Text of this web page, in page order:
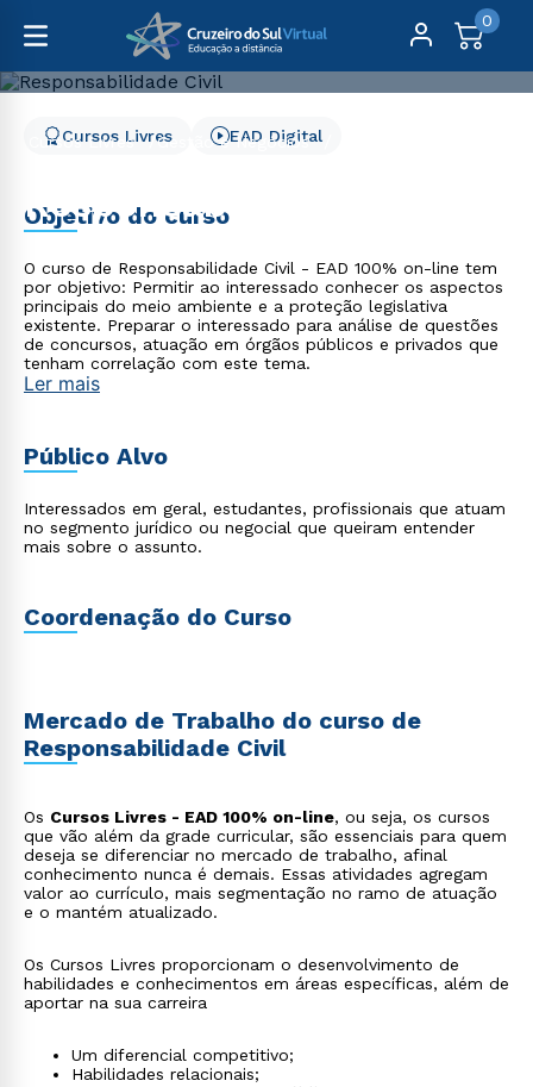
0
Cursos Livres
Gestão e Negócios
Responsabilidade Civil
Cursos Livres EAD Digital
Objetivo do curso
O curso de Responsabilidade Civil - EAD 100% on-line tem
por objetivo: Permitir ao interessado conhecer os aspectos
principais do meio ambiente e a proteção legislativa
existente. Preparar o interessado para análise de questões
de concursos, atuação em órgãos públicos e privados que
tenham correlação com este tema.
Ler mais
Público Alvo
Interessados em geral, estudantes, profissionais que atuam
no segmento jurídico ou negocial que queiram entender
mais sobre o assunto.
Coordenação do Curso
Mercado de Trabalho do curso de
Responsabilidade Civil
Os Cursos Livres - EAD 100% on-line, ou seja, os cursos
que vão além da grade curricular, são essenciais para quem
deseja se diferenciar no mercado de trabalho, afinal
conhecimento nunca é demais. Essas atividades agregam
valor ao currículo, mais segmentação no ramo de atuação
e o mantém atualizado.
Os Cursos Livres proporcionam o desenvolvimento de
habilidades e conhecimentos em áreas específicas, além de
aportar na sua carreira
Um diferencial competitivo;
Habilidades relacionais;